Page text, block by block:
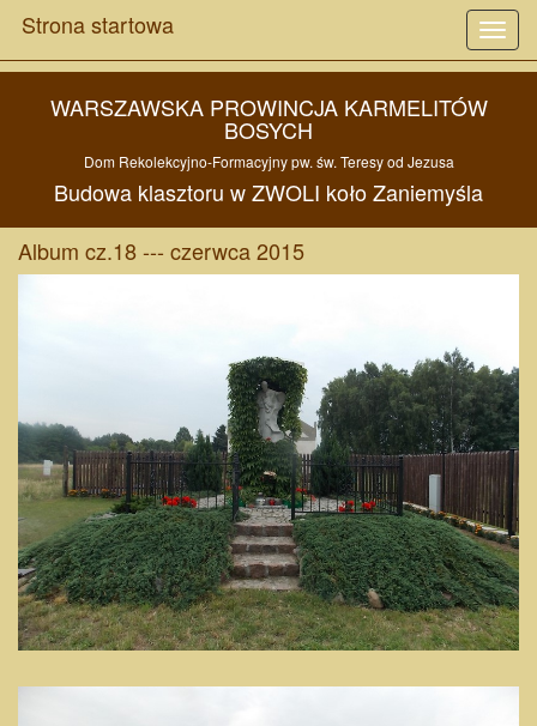
Strona startowa
WARSZAWSKA PROWINCJA KARMELITÓW
BOSYCH
Dom Rekolekcyjno-Formacyjny pw. św. Teresy od Jezusa
Budowa klasztoru wZWOLI kołoZaniemyśla
Album cz.18 --- czerwca 2015